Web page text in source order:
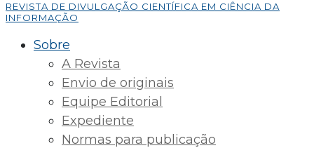
REVISTA DE DIVULGAÇÃO CIENTÍFICA EM CIÊNCIA DA
INFORMAÇÃO
Sobre
A Revista
Envio de originais
Equipe Editorial
Expediente
Normas para publicação